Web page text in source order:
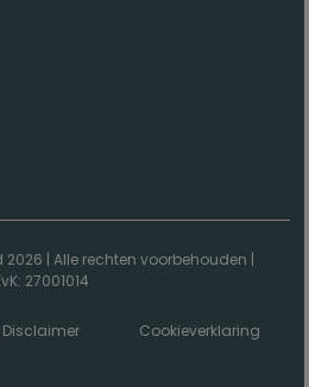
2026 | Alle rechten voorbehouden |
27001014
Disclaimer Cookieverklaring